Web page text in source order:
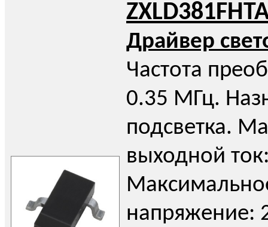
Драйвер
Частота
0.35 МГц.
подсветка.
выходной
напряжение: